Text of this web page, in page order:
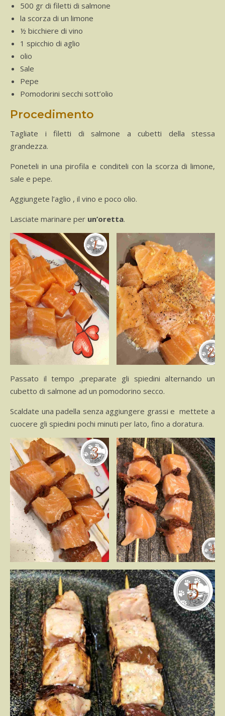
500 gr di filetti di salmone
la scorza di un limone
½ bicchiere di vino
1 spicchio di aglio
olio
Sale
Pepe
Pomodorini secchi sott’olio
Procedimento
Tagliate i filetti di salmone a cubetti della stessa
grandezza.
Poneteli in una pirofila e conditeli con la scorza di limone,
sale e pepe.
Aggiungete l’aglio , il vino e poco olio.
Lasciate marinare per un’oretta.
Passato il tempo ,preparate gli spiedini alternando un
cubetto di salmone ad un pomodorino secco.
Scaldate una padella senza aggiungere grassi e mettete a
cuocere gli spiedini pochi minuti per lato, fino a doratura.